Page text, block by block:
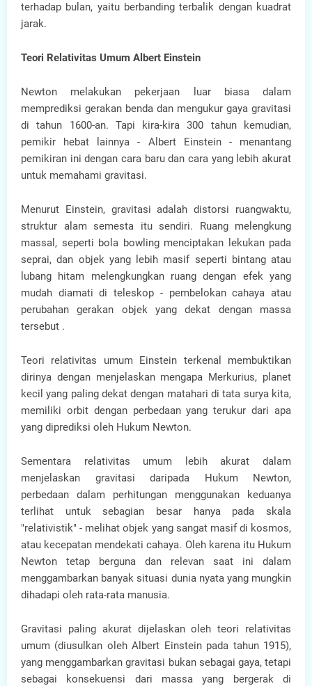
terhadap bulan, yaitu berbanding terbalik dengan kuadrat
jarak.
Teori Relativitas Umum Albert Einstein
Newton melakukan pekerjaan luar biasa dalam
memprediksi gerakan benda dan mengukur gaya gravitasi
di tahun 1600-an. Tapi kira-kira 300 tahun kemudian,
pemikir hebat lainnya - Albert Einstein - menantang
pemikiran ini dengan cara baru dan cara yang lebih akurat
untuk memahami gravitasi.
Menurut Einstein, gravitasi adalah distorsi ruangwaktu,
struktur alam semesta itu sendiri. Ruang melengkung
massal, seperti bola bowling menciptakan lekukan pada
seprai, dan objek yang lebih masif seperti bintang atau
lubang hitam melengkungkan ruang dengan efek yang
mudah diamati di teleskop - pembelokan cahaya atau
perubahan gerakan objek yang dekat dengan massa
tersebut .
Teori relativitas umum Einstein terkenal membuktikan
dirinya dengan menjelaskan mengapa Merkurius, planet
kecil yang paling dekat dengan matahari di tata surya kita,
memiliki orbit dengan perbedaan yang terukur dari apa
yang diprediksi oleh Hukum Newton.
Sementara relativitas umum lebih akurat dalam
menjelaskan gravitasi daripada Hukum Newton,
perbedaan dalam perhitungan menggunakan keduanya
terlihat untuk sebagian besar hanya pada skala
"relativistik" - melihat objek yang sangat masif di kosmos,
atau kecepatan mendekati cahaya. Oleh karena itu Hukum
Newton tetap berguna dan relevan saat ini dalam
menggambarkan banyak situasi dunia nyata yang mungkin
dihadapi oleh rata-rata manusia.
Gravitasi paling akurat dijelaskan oleh teori relativitas
umum (diusulkan oleh Albert Einstein pada tahun 1915),
yang menggambarkan gravitasi bukan sebagai gaya, tetapi
sebagai konsekuensi dari massa yang bergerak di